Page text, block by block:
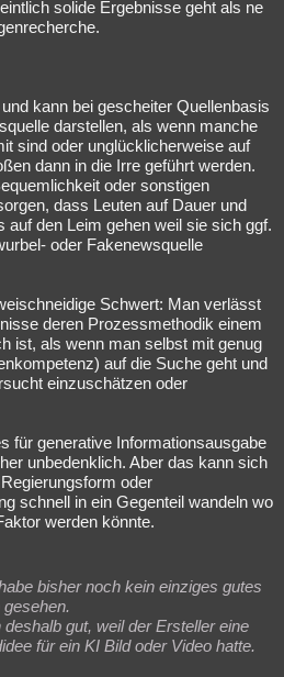
solide Ergebnisse geht als ne
kann bei gescheiter Quellenbasis
darstellen, als wenn manche
sind oder unglücklicherweise auf
dann in die Irre geführt werden.
oder sonstigen
dass Leuten auf Dauer und
den Leim gehen weil sie sich ggf.
oder Fakenewsquelle
Schwert: Man verlässt
deren Prozessmethodik einem
ist, als wenn man selbst mit genug
auf die Suche geht und
einzuschätzen oder
für generative Informationsausgabe
unbedenklich. Aber das kann sich
oder
schnell in ein Gegenteil wandeln wo
werden könnte.
bisher noch kein einziges gutes
gut, weil der Ersteller eine
für ein KI Bild oder Video hatte.